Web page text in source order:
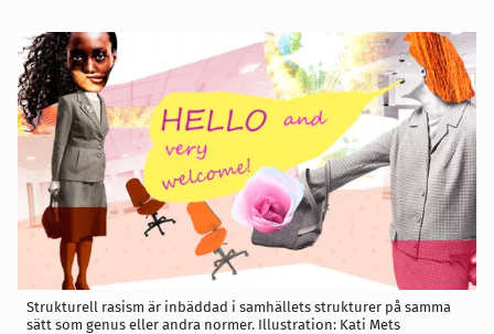
Strukturell rasism är inbäddad i samhällets strukturer på samma
sätt som genus eller andra normer. Illustration: Kati Mets